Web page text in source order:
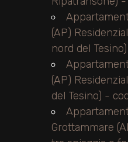
(AP)
nord del
(AP)
del Tesino) -
Grottammare